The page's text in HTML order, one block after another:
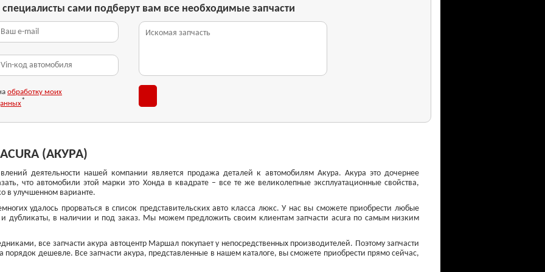
специалисты сами подберут вам все необходимые запчасти
обработку моих
*
(АКУРА)
деятельности нашей компании является продажа деталей к автомобилям Акура. Акура это дочернее
что автомобили этой марки это Хонда в квадрате – все те же великолепные эксплуатационные свойства,
в улучшенном варианте.
удалось прорваться в список представительских авто класса люкс. У нас вы сможете приобрести любые
и дубликаты, в наличии и под заказ. Мы можем предложить своим клиентам запчасти acura по самым низким
все запчасти акура автоцентр Маршал покупает у непосредственных производителей. Поэтому запчасти
порядок дешевле. Все запчасти акура, представленные в нашем каталоге, вы сможете приобрести прямо сейчас,